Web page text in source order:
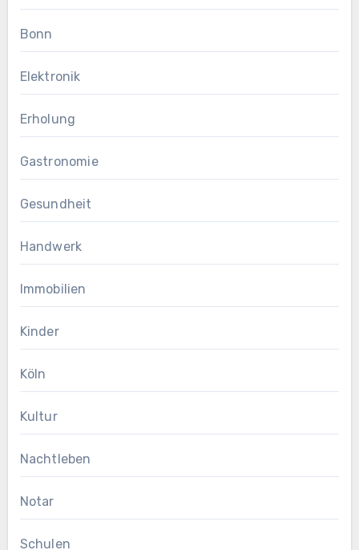
Bonn
Elektronik
Erholung
Gastronomie
Gesundheit
Handwerk
Immobilien
Kinder
Köln
Kultur
Nachtleben
Notar
Schulen